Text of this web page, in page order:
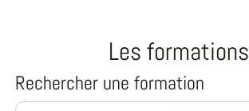
Les formations
Rechercher une formation